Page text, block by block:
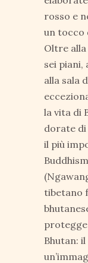
rosso e
un tocco
Oltre
sei piani,
alla sala
la vita di
dorate di
il più
tibetano
Bhutan: